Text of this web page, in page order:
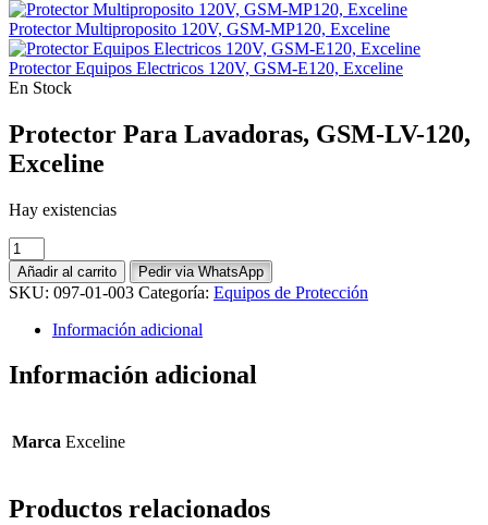
Protector Multiproposito 120V, GSM-MP120, Exceline
Protector Equipos Electricos 120V, GSM-E120, Exceline
En Stock
Protector Para Lavadoras, GSM-LV-120,
Exceline
Hay existencias
Protector
Para
Lavadoras,
GSM-
Exceline
cantidad
Añadir al carrito Pedir via WhatsApp
SKU: 097-01-003 Categoría: Equipos de Protección
Información adicional
Información adicional
Marca Exceline
Productos relacionados